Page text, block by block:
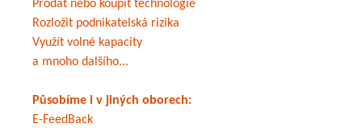
Prodat nebo koupit technologie
Rozložit podnikatelská rizika
Využít volné kapacity
a mnoho dalšího...
Působíme i v jiných oborech:
E-FeedBack